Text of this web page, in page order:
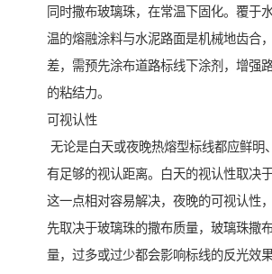
同时撒布玻璃珠，在常温下固化。覆于
温的熔融涂料与水泥路面是机械地齿合
差，需预先涂布道路标线下涂剂，增强
的粘结力。
可视认性
无论是白天或夜晚热熔型标线都应鲜明
有足够的视认距离。白天的视认性取决
这一点相对容易解决，夜晚的可视认性
先取决于玻璃珠的撒布质量，玻璃珠撒
量，过多或过少都会影响标线的反光效